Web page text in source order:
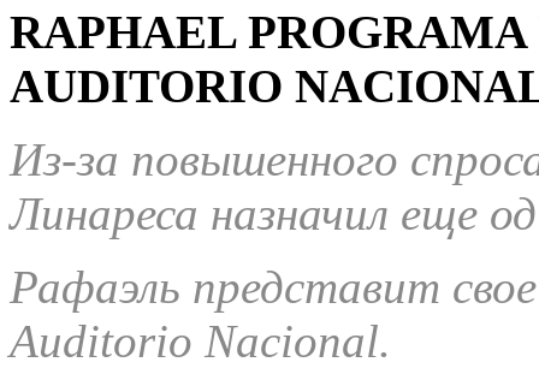
RAPHAEL
AUDITORIO
Из-за повышенного
Линареса назначил еще
Рафаэль представит
Auditorio Nacional.